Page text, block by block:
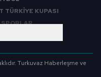
TÜRKİYE KUPASI
SPORLAR
Turkuvaz Haberleşme ve